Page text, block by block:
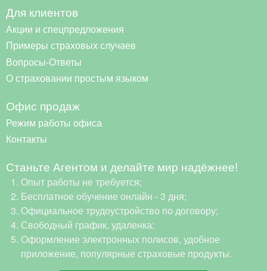
Для клиентов
Акции и спецпредложения
Примеры страховых случаев
Вопросы-Ответы
О страховании простым языком
Офис продаж
Режим работы офиса
Контакты
Станьте Агентом и делайте мир надёжнее!
Опыт работы не требуется;
Бесплатное обучение онлайн - 3 дня;
Официальное трудоустройство по договору;
Свободный график, удаленка;
Оформление электронных полисов, удобное
приложение, популярные страховые продукты.